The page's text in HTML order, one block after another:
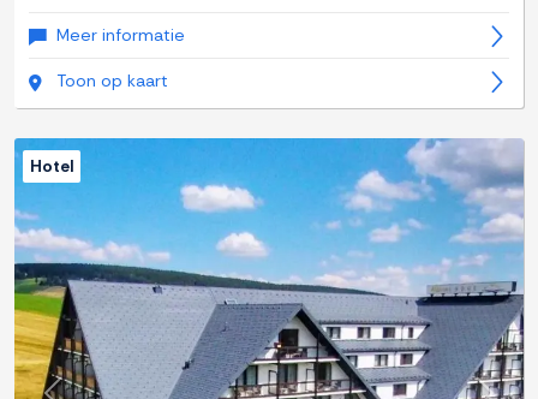
Meer informatie
Toon op kaart
Hotel